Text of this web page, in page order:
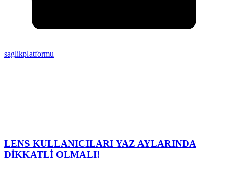
saglikplatformu
LENS KULLANICILARI YAZ AYLARINDA
DİKKATLİ OLMALI!